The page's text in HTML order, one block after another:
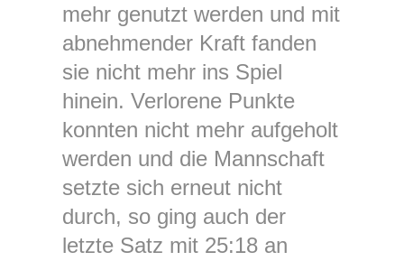
mehr genutzt werden und mit
abnehmender Kraft fanden
sie nicht mehr ins Spiel
hinein. Verlorene Punkte
konnten nicht mehr aufgeholt
werden und die Mannschaft
setzte sich erneut nicht
durch, so ging auch der
letzte Satz mit 25:18 an